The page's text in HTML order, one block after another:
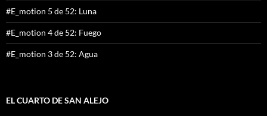
#E_motion 5 de 52: Luna
#E_motion 4 de 52: Fuego
#E_motion 3 de 52: Agua
EL CUARTO DE SAN ALEJO